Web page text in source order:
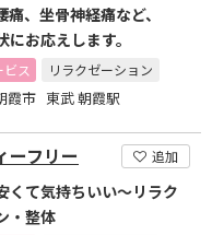
痛、坐骨神経痛など、
にお応えします。
ス リラクゼーション
霞市 東武 朝霞駅
ーフリー 追加
くて気持ちいい～リラク
・整体